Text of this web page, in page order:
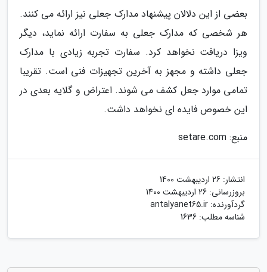
بعضی از این دلالان پیشنهاد مدارک جعلی نیز ارائه می کنند.
هر شخصی که مدارک جعلی به سفارت ارائه نماید، دیگر
ویزا دریافت نخواهد کرد. سفارت تجربه زیادی با مدارک
جعلی داشته و مجهز به آخرین تجهیزات فنی است. تقریبا
تمامی موارد جعل کشف می شوند. اعتراض و گلایه بعدی در
این خصوص فایده ای نخواهد داشت.
منبع: setare.com
انتشار: 26 اردیبهشت 1400
بروزرسانی: 26 اردیبهشت 1400
گردآورنده: antalyanet65.ir
شناسه مطلب: 1636